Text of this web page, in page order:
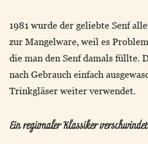
1981 wurde der geliebte Senf
zur Mangelware, weil es
die man den Senf damals füllte.
nach Gebrauch einfach
Trinkgläser weiter verwendet.
Ein regionaler Klassiker verschwindet